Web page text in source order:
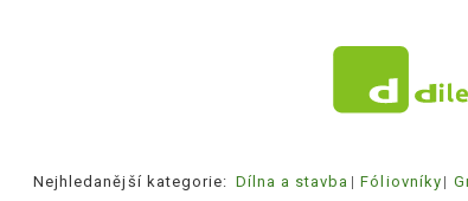
Nejhledanější kategorie: Dílna a stavba Fóliovníky